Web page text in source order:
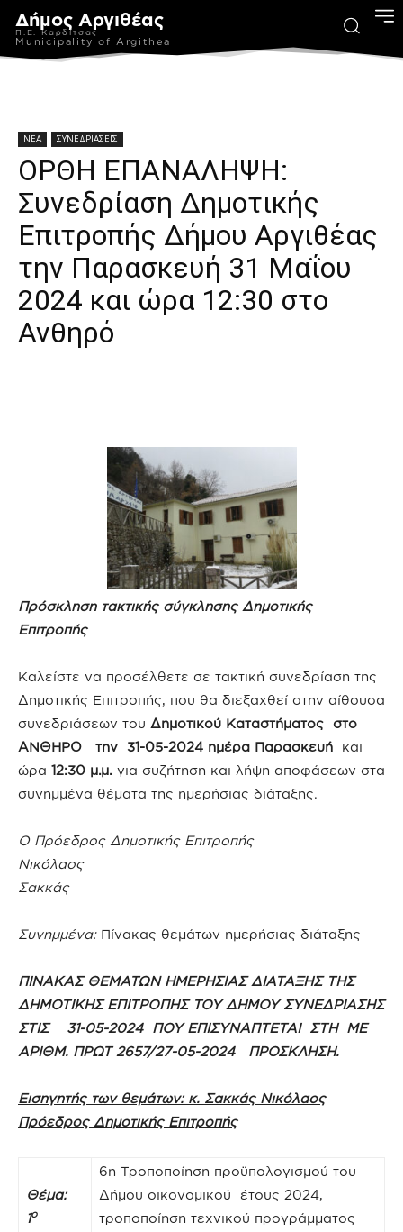
Δήμος Αργιθέας
Π.Ε. Καρδίτσας
Municipality of Argithea
ΝΕΑ ΣΥΝΕΔΡΙΑΣΕΙΣ
ΟΡΘΗ ΕΠΑΝΑΛΗΨΗ:
Συνεδρίαση Δημοτικής
Επιτροπής Δήμου Αργιθέας
την Παρασκευή 31 Μαΐου
2024 και ώρα 12:30 στο
Ανθηρό
Πρόσκληση τακτικής σύγκλησης Δημοτικής
Επιτροπής
Καλείστε να προσέλθετε σε τακτική συνεδρίαση της
Δημοτικής Επιτροπής, που θα διεξαχθεί στην αίθουσα
συνεδριάσεων του Δημοτικού Καταστήματος στο
ΑΝΘΗΡΟ την 31-05-2024 ημέρα Παρασκευή και
ώρα 12:30 μ.μ. για συζήτηση και λήψη αποφάσεων στα
συνημμένα θέματα της ημερήσιας διάταξης.
Ο Πρόεδρος Δημοτικής Επιτροπής
Νικόλαος
Σακκάς
Συνημμένα: Πίνακας θεμάτων ημερήσιας διάταξης
ΠΙΝΑΚΑΣ ΘΕΜΑΤΩΝ ΗΜΕΡΗΣΙΑΣ ΔΙΑΤΑΞΗΣ ΤΗΣ
ΔΗΜΟΤΙΚΗΣ ΕΠΙΤΡΟΠΗΣ ΤΟΥ ΔΗΜΟΥ ΣΥΝΕΔΡΙΑΣΗΣ
ΣΤΙΣ 31-05-2024 ΠΟΥ ΕΠΙΣΥΝΑΠΤΕΤΑΙ ΣΤΗ ΜΕ
ΑΡΙΘΜ. ΠΡΩΤ 2657/27-05-2024 ΠΡΟΣΚΛΗΣΗ.
Εισηγητής των θεμάτων: κ. Σακκάς Νικόλαος
Πρόεδρος Δημοτικής Επιτροπής
Θέμα:
1ο
6η Τροποποίηση προϋπολογισμού του
Δήμου οικονομικού έτους 2024,
τροποποίηση τεχνικού προγράμματος